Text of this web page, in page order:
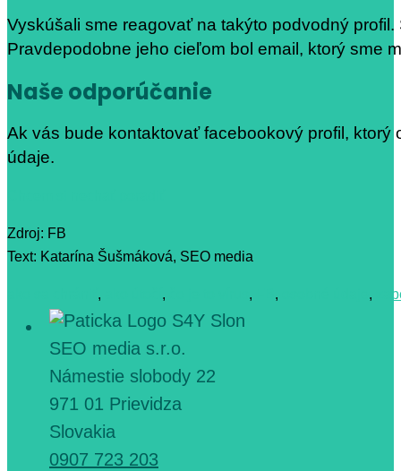
Vyskúšali sme reagovať na takýto podvodný
Pravdepodobne jeho cieľom bol email, ktorý sme
Naše odporúčanie
Ak vás bude kontaktovať facebookový profil,
údaje.
Zdroj: FB
Text: Katarína Šušmáková, SEO media
, , , , ,
SEO media s.r.o.
Námestie slobody 22
971 01 Prievidza
Slovakia
0907 723 203